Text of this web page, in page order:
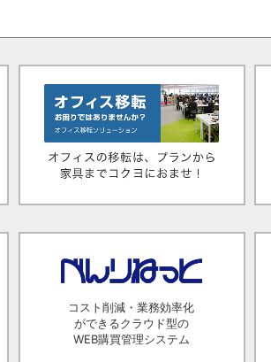
コスト削減・業務効率化
ができるクラウド型の
WEB購買管理システム